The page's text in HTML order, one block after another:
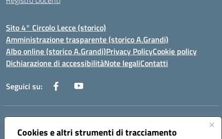
Cookies e altri strumenti di tracciamento
Sito 4° Circolo Lecce (storico)
Amministrazione trasparente (storico A.Grandi)
Albo online (storico A.Grandi)Privacy PolicyCookie policy
Dichiarazione di accessibilitàNote legaliContatti
Seguici su:
Indirizzo:
Centralino:0832/346889 Email:leic8av008@istruzione.it